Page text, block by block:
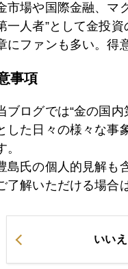
由来が判明。「頑張って
にはマーマレードジャ
言われるフリーダム
キ
。未だに「ねこロス」
辺ではちょっとしたブ
1月 2月
市場や国際金融、マ
一人者”として金投
にファンも多い。得
事項
ブログでは“金の国
した日々の様々な事
。
島氏の個人的見解も
了解いただける場合
いいえ